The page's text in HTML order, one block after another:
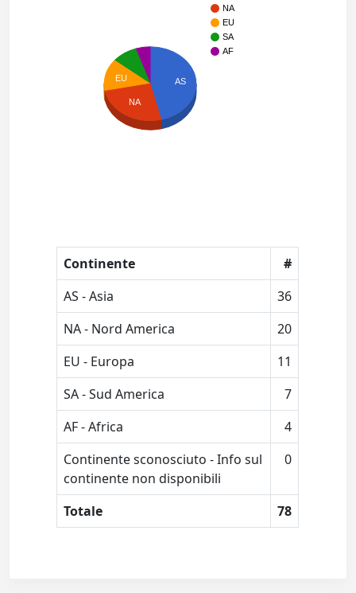
NA
EU
SA
AF
AS
EU
NA
Continente
#
AS - Asia
36
NA - Nord America
20
EU - Europa
11
SA - Sud America
7
AF - Africa
4
Continente sconosciuto - Info sul
continente non disponibili
0
Totale 78